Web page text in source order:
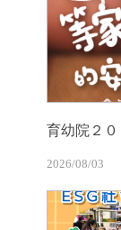
育幼院２
2026/08/03